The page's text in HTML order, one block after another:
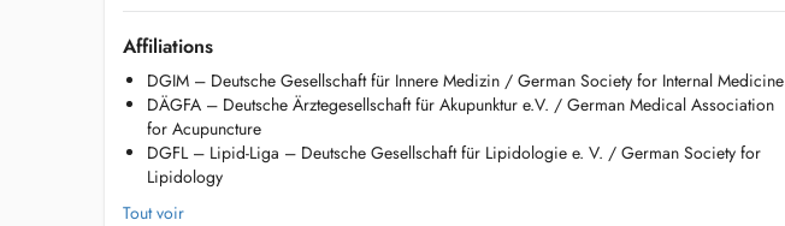
- modern ultrasound diagnostics (abdomen, thyroid, carotid arteries, leg vessels (veins and
arteries), thorax)
- infectious disease and travel medicine
- prevention/check-ups,
- evaluation of abnormal liver function tests,
- vaccination advice,
- driver's license and insurance examination.
Affiliations
DGIM – Deutsche Gesellschaft für Innere Medizin / German Society for Internal Medicine
DÄGFA – Deutsche Ärztegesellschaft für Akupunktur e.V. / German Medical Association
for Acupuncture
DGFL – Lipid-Liga – Deutsche Gesellschaft für Lipidologie e. V. / German Society for
Lipidology
Tout voir